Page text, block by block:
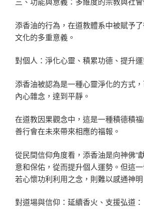
添香油的行為，在道教體系中被賦予
文化的多重意義。
對個人：淨化心靈、積累功德、提升運
添香油被認為是一種心靈淨化的方式
內心雜念，達到平靜。
在道教因果觀念中，這是一種積德積
善行會在未來帶來相應的福報。
從民間信仰角度看，添香油是向神佛“
意和保佑，從而提升個人運勢。但這一
若心懷功利利用之念，則難以感通神明
對道場與信仰：延續香火、支援弘道：